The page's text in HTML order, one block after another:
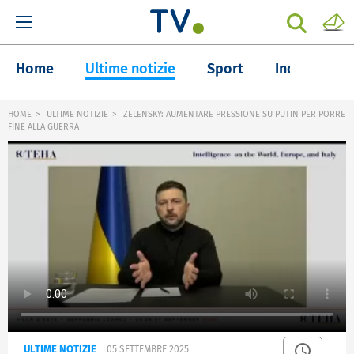
Home Ultime notizie Sport Inchieste
HOME ULTIME NOTIZIE
ZELENSKY: AUMENTARE PRESSIONE SU PUTIN PER PORRE
FINE ALLA GUERRA
ULTIME NOTIZIE 05 SETTEMBRE 2025